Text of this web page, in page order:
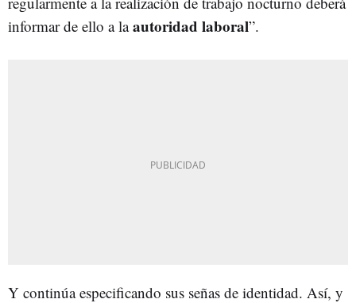
informar de ello a laautoridad laboral”.
Y continúa especificando sus señas de identidad. Así, y